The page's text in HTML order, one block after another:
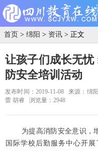
首页 > 绵阳 > 资讯 > 正文
让孩子们成长无
防安全培训活动
发布时间：2019-11-08 来源：绵
蕾 胡睿
浏览量：2948
为提高消防安全意识，
国际学校后勤服务中心开